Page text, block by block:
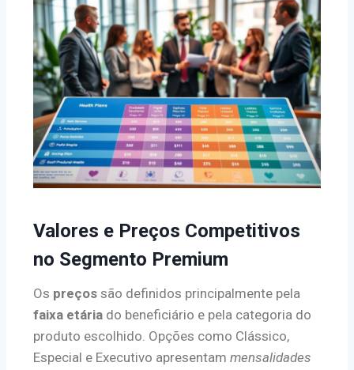
Valores e Preços Competitivos
no Segmento Premium
Os preços são definidos principalmente pela
faixa etária do beneficiário e pela categoria do
produto escolhido. Opções como Clássico,
Especial e Executivo apresentam mensalidades